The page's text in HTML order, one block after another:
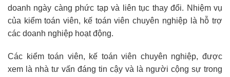
doanh ngày càng phức tạp và liên tục thay đổi. Nhiệm vụ
của kiểm toán viên, kế toán viên chuyên nghiệp là hỗ trợ
các doanh nghiệp hoạt động.
Các kiểm toán viên, kế toán viên chuyên nghiệp, được
xem là nhà tư vấn đáng tin cậy và là người cộng sự trong